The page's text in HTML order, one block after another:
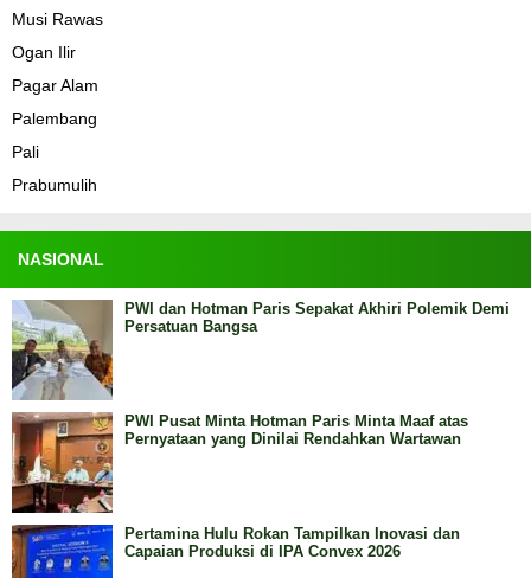
Musi Rawas
Ogan Ilir
Pagar Alam
Palembang
Pali
Prabumulih
NASIONAL
PWI dan Hotman Paris Sepakat Akhiri Polemik Demi
Persatuan Bangsa
PWI Pusat Minta Hotman Paris Minta Maaf atas
Pernyataan yang Dinilai Rendahkan Wartawan
Pertamina Hulu Rokan Tampilkan Inovasi dan
Capaian Produksi di IPA Convex 2026